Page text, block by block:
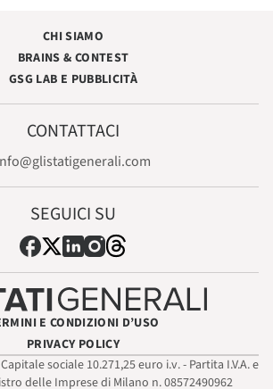
CHI SIAMO
BRAINS & CONTEST
GSG LAB E PUBBLICITÀ
CONTATTACI
SEGUICI SU
E CONDIZIONI D’USO
PRIVACY POLICY
sociale 10.271,25 euro i.v. - Partita I.V.A. e
delle Imprese di Milano n. 08572490962